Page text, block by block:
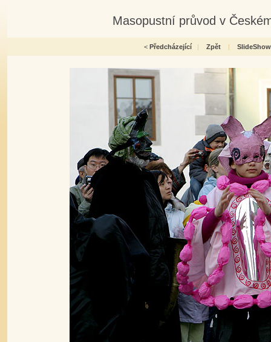
Masopustní průvod v
< Předcházející | Zpět | SlideShow